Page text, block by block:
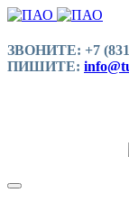
ЗВОНИТЕ: +7
ПИШИТЕ: